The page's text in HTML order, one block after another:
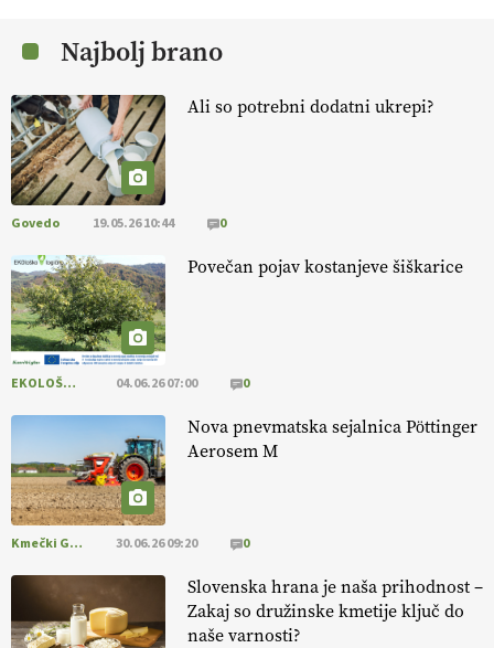
kmetijstva in uspešno prenovo kmetij
. VEČ
https://t.co/RRn8unbwXp @EUAgri #IMCAP #CAP
https://t.co/mnLHFv2VuP
, okolje
in kakovostna jajca . VEČ
https://t.co/PX49GVsP1M
@EUAgri #IMCAP #CAP https://t.co/a1xatzEeid
Najbolj brano
Ali so potrebni dodatni ukrepi?
Govedo 19.05.26 10:44 0
Povečan pojav kostanjeve šiškarice
EKOLOŠKO LOGIČNO 04.06.26 07:00 0
Nova pnevmatska sejalnica Pöttinger
Aerosem M
Kmečki Glas 30.06.26 09:20 0
Slovenska hrana je naša prihodnost –
Zakaj so družinske kmetije ključ do
naše varnosti?